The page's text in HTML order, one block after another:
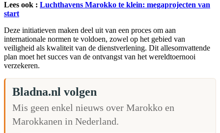
Lees ook : Luchthavens Marokko te klein: megaprojecten van
start
Deze initiatieven maken deel uit van een proces om aan
internationale normen te voldoen, zowel op het gebied van
veiligheid als kwaliteit van de dienstverlening. Dit allesomvattende
plan moet het succes van de ontvangst van het wereldtoernooi
verzekeren.
Bladna.nl volgen
Mis geen enkel nieuws over Marokko en
Marokkanen in Nederland.